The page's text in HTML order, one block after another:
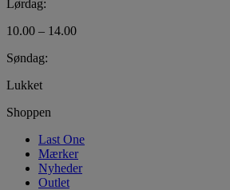
Lørdag:
10.00 – 14.00
Søndag:
Lukket
Shoppen
Last One
Mærker
Nyheder
Outlet